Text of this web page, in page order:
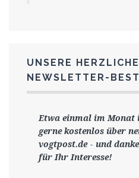
UNSERE
NEWSLETTER-
Etwa einmal im Monat
gernekostenlos über
vogtpost.de- und
für Ihr Interesse!